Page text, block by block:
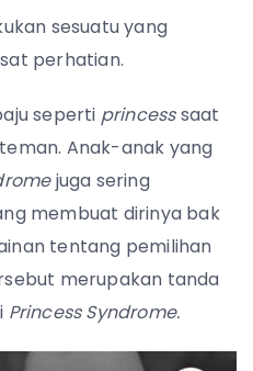
sesuatu yang
perhatian.
seperti princesssaat
Anak-anak yang
juga sering
membuat dirinya bak
tentang pemilihan
merupakan tanda
Princess Syndrome.